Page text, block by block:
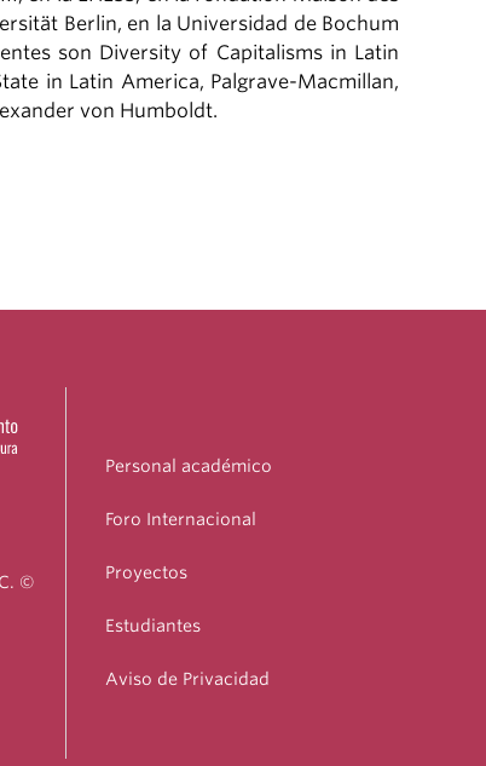
Berlin, en la Universidad de Bochum
son Diversity of Capitalisms in Latin
in Latin America, Palgrave-Macmillan,
von Humboldt.
©
Personal académico
Foro Internacional
Proyectos
Estudiantes
Aviso de Privacidad